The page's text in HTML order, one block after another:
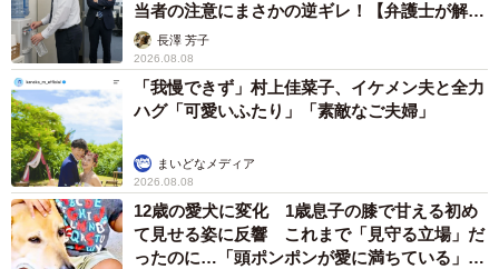
当者の注意にまさかの逆ギレ！【弁護士が解
説】長澤 芳子
2026.08.08
「我慢できず」村上佳菜子、イケメン夫と全力
ハグ「可愛いふたり」「素敵なご夫婦」
まいどなメディア
2026.08.08
12歳の愛犬に変化 1歳息子の膝で甘える初め
て見せる姿に反響 これまで「見守る立場」だ
ったのに…「頭ポンポンが愛に満ちている」